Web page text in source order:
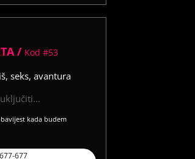
/ Kod #53
seks, avantura
kada budem
677